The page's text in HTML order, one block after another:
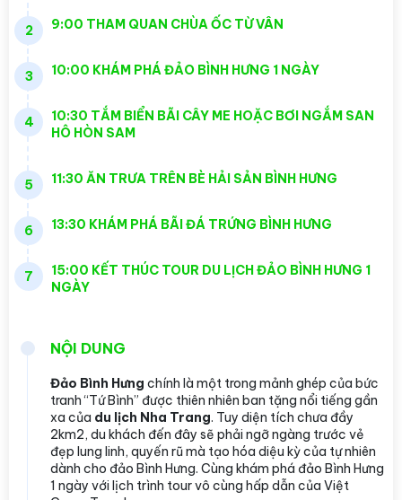
2 9:00 THAM QUAN CHÙA ỐC TỪ VÂN
3 10:00 KHÁM PHÁ ĐẢO BÌNH HƯNG 1 NGÀY
4
10:30 TẮM BIỂN BÃI CÂY ME HOẶC BƠI NGẮM SAN
HÔ HÒN SAM
5 11:30 ĂN TRƯA TRÊN BÈ HẢI SẢN BÌNH HƯNG
6 13:30 KHÁM PHÁ BÃI ĐÁ TRỨNG BÌNH HƯNG
7
15:00 KẾT THÚC TOUR DU LỊCH ĐẢO BÌNH HƯNG 1
NGÀY
NỘI DUNG
Đảo Bình Hưng chính là một trong mảnh ghép của bức
tranh “Tứ Bình” được thiên nhiên ban tặng nổi tiếng gần
xa của du lịch Nha Trang. Tuy diện tích chưa đầy
2km2, du khách đến đây sẽ phải ngỡ ngàng trước vẻ
đẹp lung linh, quyến rũ mà tạo hóa diệu kỳ của tự nhiên
dành cho đảo Bình Hưng. Cùng khám phá đảo Bình Hưng
1 ngày với lịch trình tour vô cùng hấp dẫn của Việt